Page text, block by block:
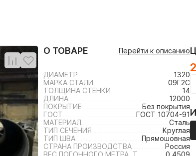
О ТОВАРЕ Перейти к описанию
ДИАМЕТР
1320
МАРКА СТАЛИ
09Г2С
ТОЛЩИНА СТЕНКИ
14
ДЛИНА
12000
ПОКРЫТИЕ
Без покрытия
ГОСТ
ГОСТ 10704-91
МАТЕРИАЛ
Сталь
ТИП СЕЧЕНИЯ
Круглая
ТИП ШВА
Прямошовная
СТРАНА ПРОИЗВОДСТВА
Россия
ВЕС ПОГОННОГО МЕТРА. Т
0.4509